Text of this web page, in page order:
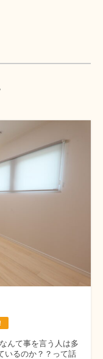
んて事を言う人は多
いるのか？？って話